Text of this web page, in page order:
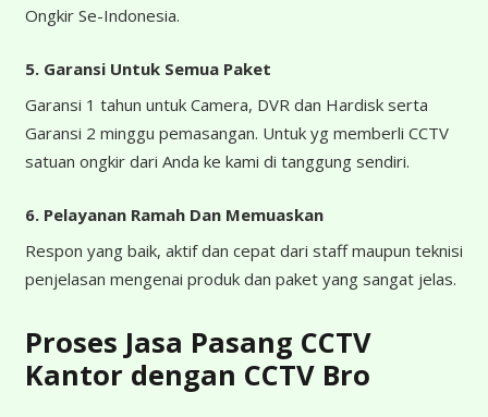
Ongkir Se-Indonesia.
5. Garansi Untuk Semua Paket
Garansi 1 tahun untuk Camera, DVR dan Hardisk serta
Garansi 2 minggu pemasangan. Untuk yg memberli CCTV
satuan ongkir dari Anda ke kami di tanggung sendiri.
6. Pelayanan Ramah Dan Memuaskan
Respon yang baik, aktif dan cepat dari staff maupun teknisi
penjelasan mengenai produk dan paket yang sangat jelas.
Proses Jasa Pasang CCTV
Kantor dengan CCTV Bro